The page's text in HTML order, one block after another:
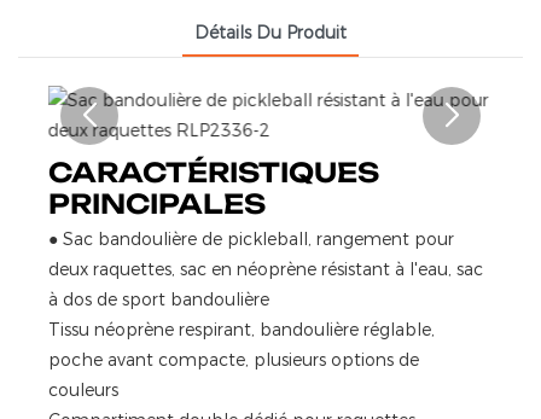
Détails Du Produit
CARACTÉRISTIQUES
PRINCIPALES
● Sac bandoulière de pickleball, rangement pour
deux raquettes, sac en néoprène résistant à l'eau, sac
à dos de sport bandoulière
Tissu néoprène respirant, bandoulière réglable,
poche avant compacte, plusieurs options de
couleurs